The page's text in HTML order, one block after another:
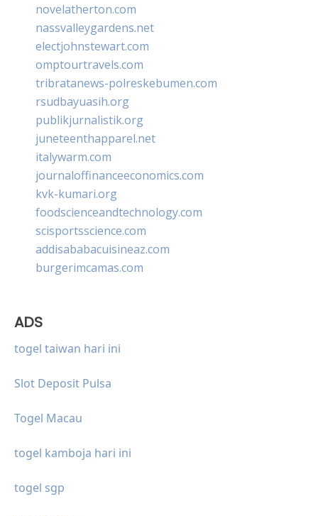
novelatherton.com
nassvalleygardens.net
electjohnstewart.com
omptourtravels.com
tribratanews-polreskebumen.com
rsudbayuasih.org
publikjurnalistik.org
juneteenthapparel.net
italywarm.com
journaloffinanceeconomics.com
kvk-kumari.org
foodscienceandtechnology.com
scisportsscience.com
addisababacuisineaz.com
burgerimcamas.com
ADS
togel taiwan hari ini
Slot Deposit Pulsa
Togel Macau
togel kamboja hari ini
togel sgp